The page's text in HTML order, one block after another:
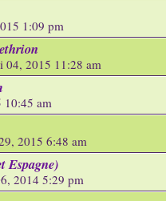
1:09 pm
04, 2015 11:28 am
10:45 am
2015 6:48 am
Espagne)
2014 5:29 pm